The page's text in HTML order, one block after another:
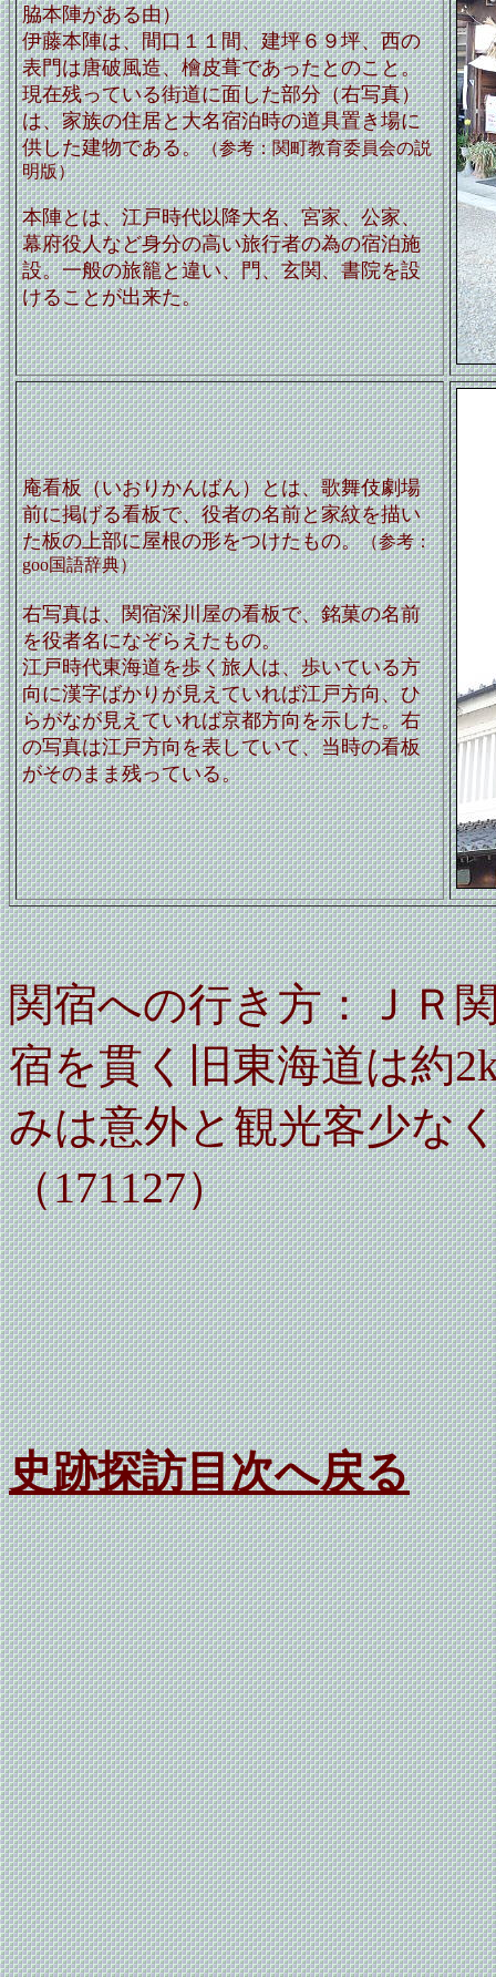
脇本陣がある由）
伊藤本陣は、間口１１間、建坪６９坪、西の
表門は唐破風造、檜皮葺であったとのこと。
現在残っている街道に面した部分（右写真）
は、家族の住居と大名宿泊時の道具置き場に
供した建物である。（参考：関町教育委員会の説
明版）
本陣とは、江戸時代以降大名、宮家、公家、
幕府役人など身分の高い旅行者の為の宿泊施
設。一般の旅籠と違い、門、玄関、書院を設
けることが出来た。
庵看板（いおりかんばん）とは、歌舞伎劇場
前に掲げる看板で、役者の名前と家紋を描い
た板の上部に屋根の形をつけたもの。（参考：
goo国語辞典）
右写真は、関宿深川屋の看板で、銘菓の名前
を役者名になぞらえたもの。
江戸時代東海道を歩く旅人は、歩いている方
向に漢字ばかりが見えていれば江戸方向、ひ
らがなが見えていれば京都方向を示した。右
の写真は江戸方向を表していて、当時の看板
がそのまま残っている。
関宿への行き方：ＪＲ
宿を貫く旧東海道は約
みは意外と観光客少な
（171127）
史跡探訪目次へ戻る